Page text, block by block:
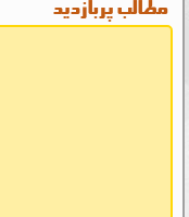
مطالب پربازدید